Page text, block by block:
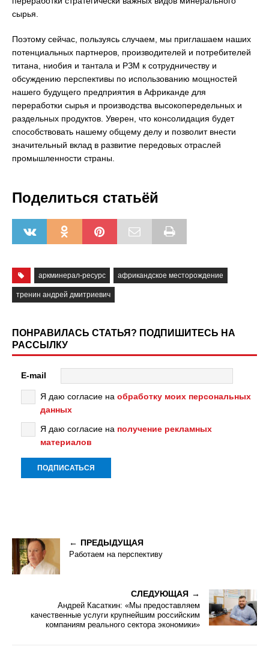
сырья.
Поэтому сейчас, пользуясь случаем, мы приглашаем наших
потенциальных партнеров, производителей и потребителей
титана, ниобия и тантала и РЗМ к сотрудничеству и
обсуждению перспективы по использованию мощностей
нашего будущего предприятия в Африканде для
переработки сырья и производства высокопередельных и
раздельных продуктов. Уверен, что консолидация будет
способствовать нашему общему делу и позволит внести
значительный вклад в развитие передовых отраслей
промышленности страны.
Поделиться статьёй
аркминерал-ресурс африкандское месторождение
тренин андрей дмитриевич
ПОНРАВИЛАСЬ СТАТЬЯ? ПОДПИШИТЕСЬ НА
РАССЫЛКУ
E-mail
Я даю согласие на обработку моих персональных
данных
Я даю согласие на получение рекламных
материалов
ПРЕДЫДУЩАЯ
Работаем на перспективу
СЛЕДУЮЩАЯ
Андрей Касаткин: «Мы предоставляем
качественные услуги крупнейшим российским
компаниям реального сектора экономики»